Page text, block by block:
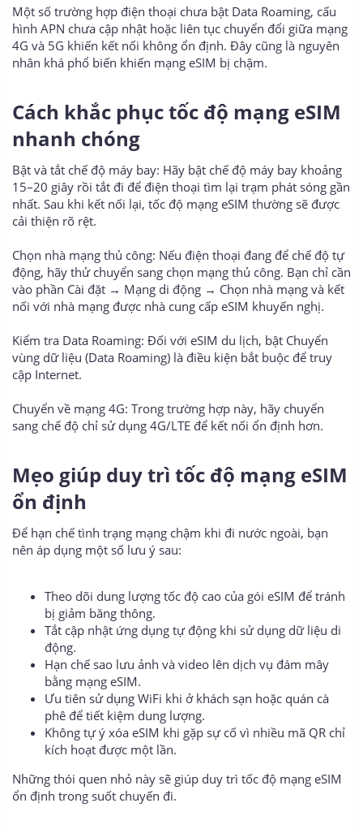
Một số trường hợp điện thoại chưa bật Data Roaming, cấu
hình APN chưa cập nhật hoặc liên tục chuyển đổi giữa mạng
4G và 5G khiến kết nối không ổn định. Đây cũng là nguyên
nhân khá phổ biến khiến mạng eSIM bị chậm.
Cách khắc phục tốc độ mạng eSIM
nhanh chóng​
Bật và tắt chế độ máy bay: Hãy bật chế độ máy bay khoảng
15–20 giây rồi tắt đi để điện thoại tìm lại trạm phát sóng gần
nhất. Sau khi kết nối lại, tốc độ mạng eSIM thường sẽ được
cải thiện rõ rệt.
Chọn nhà mạng thủ công: Nếu điện thoại đang để chế độ tự
động, hãy thử chuyển sang chọn mạng thủ công. Bạn chỉ cần
vào phần Cài đặt → Mạng di động → Chọn nhà mạng và kết
nối với nhà mạng được nhà cung cấp eSIM khuyến nghị.
Kiểm tra Data Roaming: Đối với eSIM du lịch, bật Chuyển
vùng dữ liệu (Data Roaming) là điều kiện bắt buộc để truy
cập Internet.
Chuyển về mạng 4G: Trong trường hợp này, hãy chuyển
sang chế độ chỉ sử dụng 4G/LTE để kết nối ổn định hơn.
Mẹo giúp duy trì tốc độ mạng eSIM
ổn định​
Để hạn chế tình trạng mạng chậm khi đi nước ngoài, bạn
nên áp dụng một số lưu ý sau:
Theo dõi dung lượng tốc độ cao của gói eSIM để tránh
bị giảm băng thông.
Tắt cập nhật ứng dụng tự động khi sử dụng dữ liệu di
động.
Hạn chế sao lưu ảnh và video lên dịch vụ đám mây
bằng mạng eSIM.
Ưu tiên sử dụng WiFi khi ở khách sạn hoặc quán cà
phê để tiết kiệm dung lượng.
Không tự ý xóa eSIM khi gặp sự cố vì nhiều mã QR chỉ
kích hoạt được một lần.
Những thói quen nhỏ này sẽ giúp duy trì tốc độ mạng eSIM
ổn định trong suốt chuyến đi.